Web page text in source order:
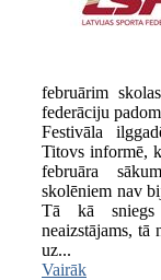
februārim
federāciju
Festivāla
Titovs informē,
februāra
skolēniem nav
Tā kā
neaizstājams, tā
uz...
Vairāk